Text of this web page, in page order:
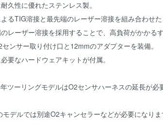
久性に優れたステンレス製。
るTIG溶接と最先端のレーザー溶接を組み合わせた
レーザー溶接を採用することで、高負荷がかかる
ンサー取り付け口と12mmのアダプターを装備。
要なハードウェアキットが付属。
ツーリングモデルはO2センサハーネスの延長が必
デルでは別途O2キャンセラーなどが必要になりま